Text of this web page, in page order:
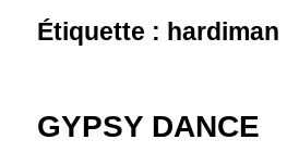
Étiquette : hardiman
GYPSY DANCE